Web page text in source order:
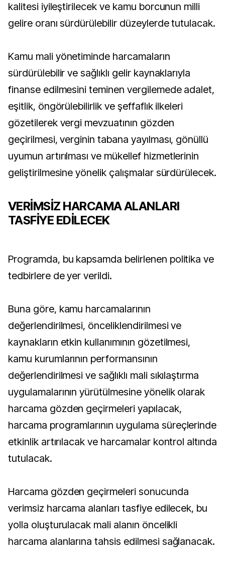
kalitesi iyileştirilecek ve kamu borcunun milli
gelire oranı sürdürülebilir düzeylerde tutulacak.
Kamu mali yönetiminde harcamaların
sürdürülebilir ve sağlıklı gelir kaynaklarıyla
finanse edilmesini teminen vergilemede adalet,
eşitlik, öngörülebilirlik ve şeffaflık ilkeleri
gözetilerek vergi mevzuatının gözden
geçirilmesi, verginin tabana yayılması, gönüllü
uyumun artırılması ve mükellef hizmetlerinin
geliştirilmesine yönelik çalışmalar sürdürülecek.
VERİMSİZ HARCAMA ALANLARI
TASFİYE EDİLECEK
Programda, bu kapsamda belirlenen politika ve
tedbirlere de yer verildi.
Buna göre, kamu harcamalarının
değerlendirilmesi, önceliklendirilmesi ve
kaynakların etkin kullanımının gözetilmesi,
kamu kurumlarının performansının
değerlendirilmesi ve sağlıklı mali sıkılaştırma
uygulamalarının yürütülmesine yönelik olarak
harcama gözden geçirmeleri yapılacak,
harcama programlarının uygulama süreçlerinde
etkinlik artırılacak ve harcamalar kontrol altında
tutulacak.
Harcama gözden geçirmeleri sonucunda
verimsiz harcama alanları tasfiye edilecek, bu
yolla oluşturulacak mali alanın öncelikli
harcama alanlarına tahsis edilmesi sağlanacak.